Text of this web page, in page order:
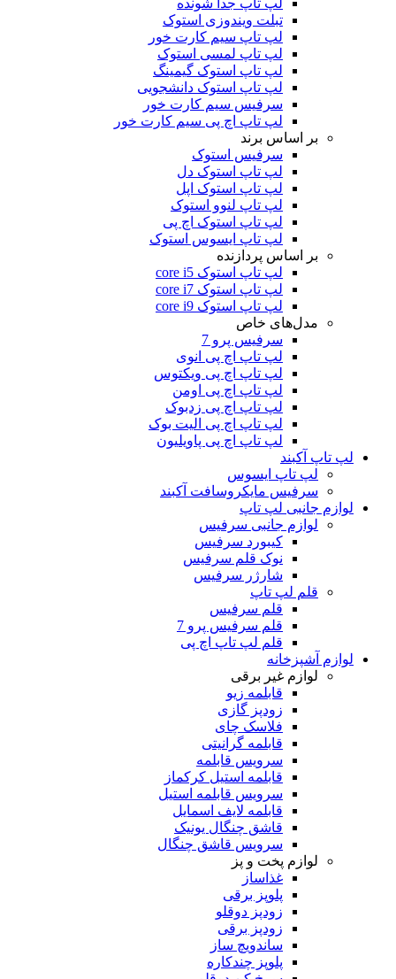
تبلت ویندوزی استوک
لپ تاپ سیم کارت خور
لپ تاپ لمسی استوک
لپ تاپ استوک گیمینگ
لپ تاپ استوک دانشجویی
سرفیس سیم کارت خور
لپ تاپ اچ پی سیم کارت خور
بر اساس برند
سرفیس استوک
لپ تاپ استوک دل
لپ تاپ استوک اپل
لپ تاپ لنوو استوک
لپ تاپ استوک اچ پی
لپ تاپ ایسوس استوک
بر اساس پردازنده
لپ تاپ استوک core i5
لپ تاپ استوک core i7
لپ تاپ استوک core i9
مدل‌های خاص
سرفیس پرو 7
لپ تاپ اچ پی انوی
لپ تاپ اچ پی ویکتوس
لپ تاپ اچ پی اومن
لپ تاپ اچ پی زدبوک
لپ تاپ اچ پی الیت بوک
لپ تاپ اچ پی پاویلیون
لپ تاپ آکبند
لپ تاپ ایسوس
سرفیس مایکروسافت آکبند
لوازم جانبی لپ تاپ
لوازم جانبی سرفیس
کیبورد سرفیس
نوک قلم سرفیس
شارژر سرفیس
قلم لپ تاپ
قلم سرفیس
قلم سرفیس پرو 7
قلم لپ تاپ اچ پی
لوازم آشپزخانه
لوازم غیر برقی
قابلمه زیو
زودپز گازی
فلاسک چای
قابلمه گرانیتی
سرویس قابلمه
قابلمه استیل کرکماز
سرویس قابلمه استیل
قابلمه لایف اسمایل
قاشق چنگال یونیک
سرویس قاشق چنگال
لوازم پخت و پز
غذاساز
پلوپز برقی
زودپز دوقلو
زودپز برقی
ساندویچ ساز
پلوپز چندکاره